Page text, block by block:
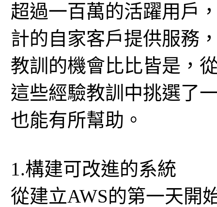
超過一百萬的活躍用戶
計的自家客戶提供服務
教訓的機會比比皆是，
這些經驗教訓中挑選了
也能有所幫助。
1.構建可改進的系統
從建立AWS的第一天開